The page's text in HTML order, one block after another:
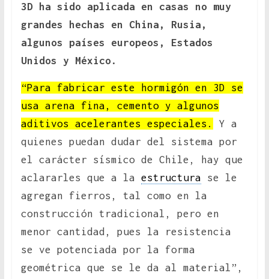
3D ha sido aplicada en casas no muy
grandes hechas en China, Rusia,
algunos países europeos, Estados
Unidos y México.
“Para fabricar este hormigón en 3D se
usa arena fina, cemento y algunos
aditivos acelerantes especiales.
Y a
quienes puedan dudar del sistema por
el carácter sísmico de Chile, hay que
aclararles que a la estructura se le
agregan fierros, tal como en la
construcción tradicional, pero en
menor cantidad, pues la resistencia
se ve potenciada por la forma
geométrica que se le da al material”,